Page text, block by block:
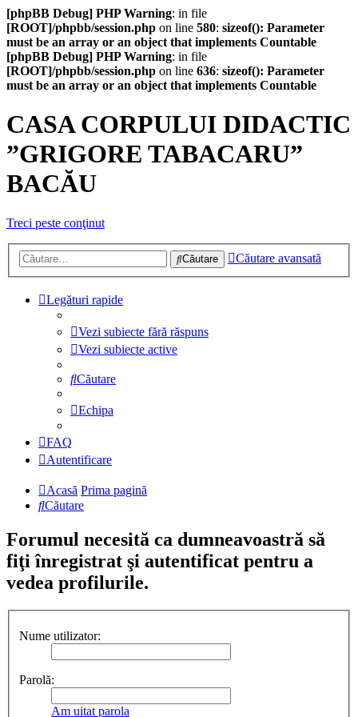
[phpBB Debug] PHP Warning: in file
[ROOT]/phpbb/session.php on line 580: sizeof(): Parameter
must be an array or an object that implements Countable
[phpBB Debug] PHP Warning: in file
[ROOT]/phpbb/session.php on line 636: sizeof(): Parameter
must be an array or an object that implements Countable
CASA CORPULUI DIDACTIC
”GRIGORE TABACARU”
BACĂU
Treci peste conţinut
Căutare Căutare avansată
Legături rapide
Vezi subiecte fără răspuns
Vezi subiecte active
Căutare
Echipa
FAQ
Autentificare
Acasă Prima pagină
Căutare
Forumul necesită ca dumneavoastră să
fiţi înregistrat şi autentificat pentru a
vedea profilurile.
Nume utilizator:
Parolă:
Am uitat parola